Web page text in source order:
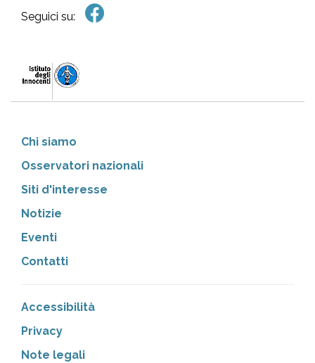
Seguici su:
Chi siamo
Osservatori nazionali
Siti d'interesse
Notizie
Eventi
Contatti
Accessibilità
Privacy
Note legali